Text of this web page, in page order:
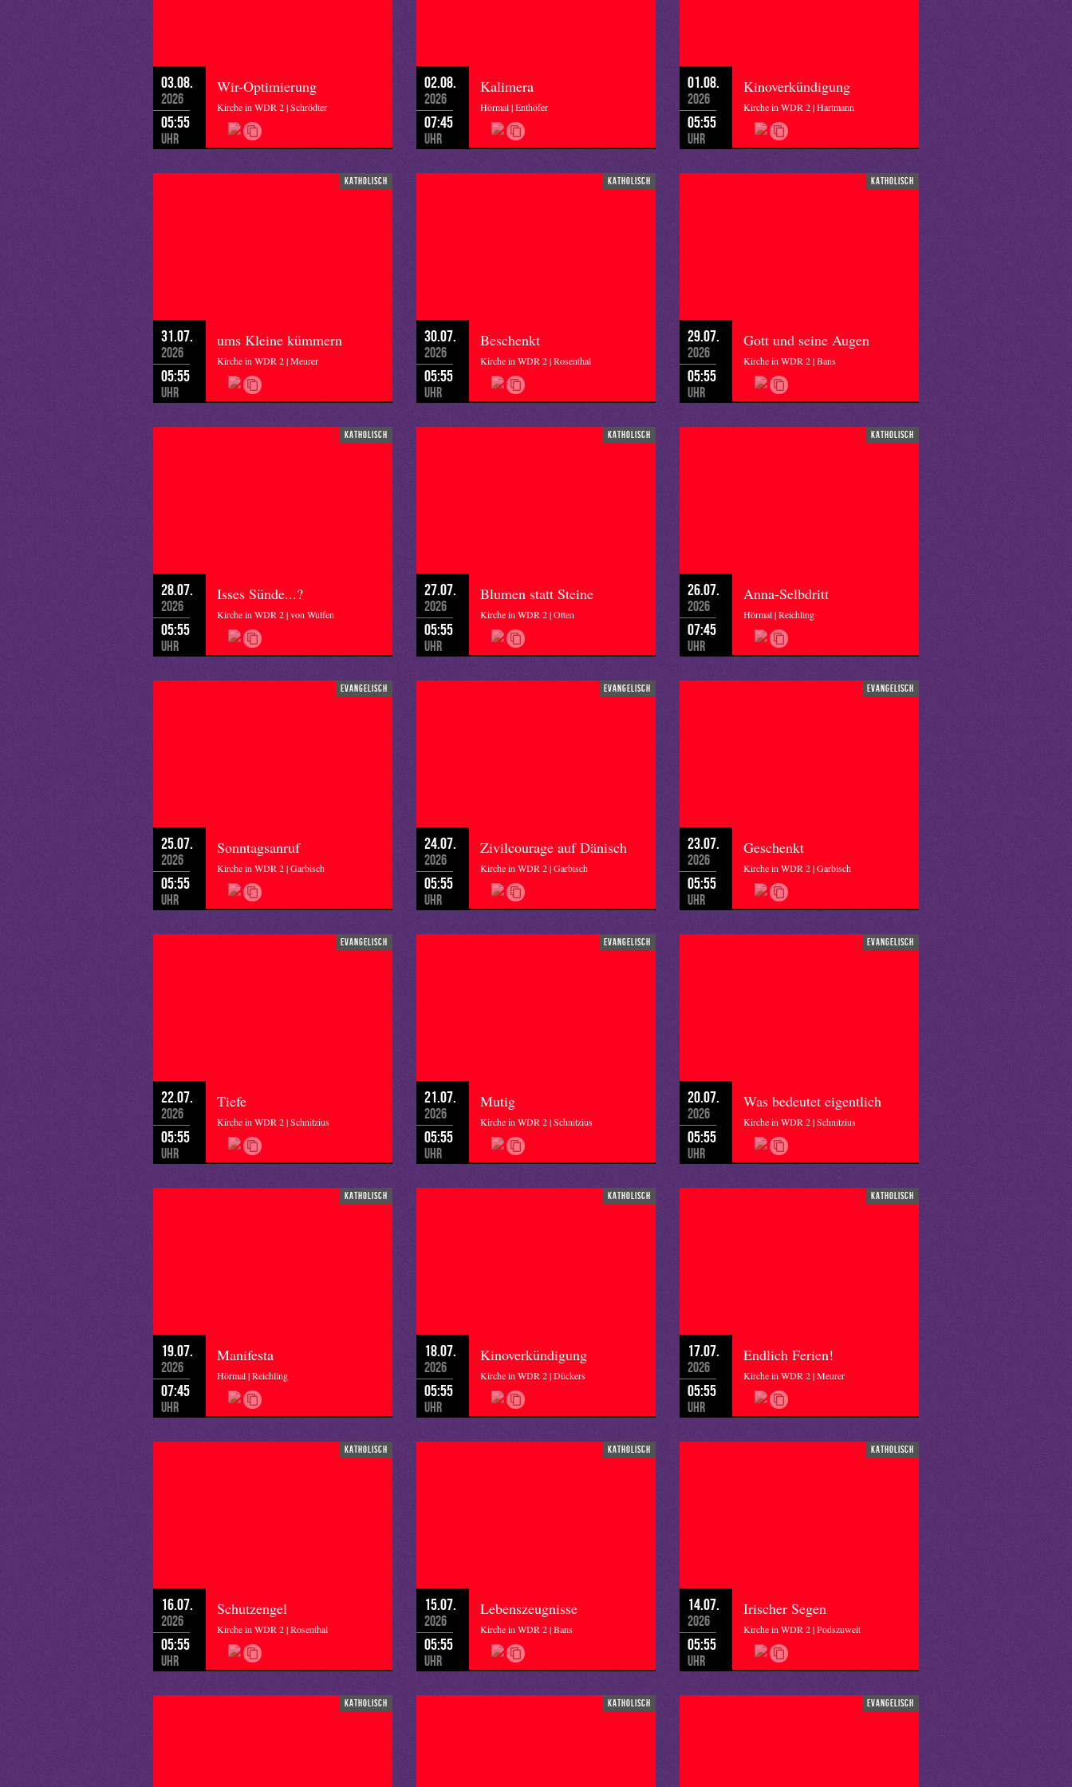
03.08.
2026
05:55
Uhr
Wir-Optimierung
Kirche in WDR 2 | Schrödter
02.08.
2026
07:45
Uhr
Kalimera
Hörmal | Enthöfer
01.08.
2026
05:55
Uhr
Kinoverkündigung
Kirche in WDR 2 | Hartmann
katholisch
31.07.
2026
05:55
Uhr
ums Kleine kümmern
Kirche in WDR 2 | Meurer
katholisch
30.07.
2026
05:55
Uhr
Beschenkt
Kirche in WDR 2 | Rosenthal
katholisch
29.07.
2026
05:55
Uhr
Gott und seine Augen
Kirche in WDR 2 | Bans
katholisch
28.07.
2026
05:55
Uhr
Isses Sünde...?
Kirche in WDR 2 | von Wulfen
katholisch
27.07.
2026
05:55
Uhr
Blumen statt Steine
Kirche in WDR 2 | Otten
katholisch
26.07.
2026
07:45
Uhr
Anna-Selbdritt
Hörmal | Reichling
evangelisch
25.07.
2026
05:55
Uhr
Sonntagsanruf
Kirche in WDR 2 | Garbisch
evangelisch
24.07.
2026
05:55
Uhr
Zivilcourage auf Dänisch
Kirche in WDR 2 | Garbisch
evangelisch
23.07.
2026
05:55
Uhr
Geschenkt
Kirche in WDR 2 | Garbisch
evangelisch
22.07.
2026
05:55
Uhr
Tiefe
Kirche in WDR 2 | Schnitzius
evangelisch
21.07.
2026
05:55
Uhr
Mutig
Kirche in WDR 2 | Schnitzius
evangelisch
20.07.
2026
05:55
Uhr
Was bedeutet eigentlich
Kirche in WDR 2 | Schnitzius
katholisch
19.07.
2026
07:45
Uhr
Manifesta
Hörmal | Reichling
katholisch
18.07.
2026
05:55
Uhr
Kinoverkündigung
Kirche in WDR 2 | Dückers
katholisch
17.07.
2026
05:55
Uhr
Endlich Ferien!
Kirche in WDR 2 | Meurer
katholisch
16.07.
2026
05:55
Uhr
Schutzengel
Kirche in WDR 2 | Rosenthal
katholisch
15.07.
2026
05:55
Uhr
Lebenszeugnisse
Kirche in WDR 2 | Bans
katholisch
14.07.
2026
05:55
Uhr
Irischer Segen
Kirche in WDR 2 | Podszuweit
katholisch katholisch evangelisch